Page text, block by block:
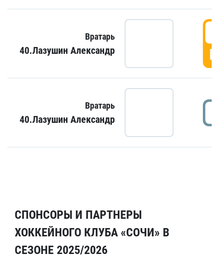
Вратарь
40.Лазушин Александр
Вратарь
40.Лазушин Александр
СПОНСОРЫ И ПАРТНЕРЫ
ХОККЕЙНОГО КЛУБА «СОЧИ» В
СЕЗОНЕ 2025/2026